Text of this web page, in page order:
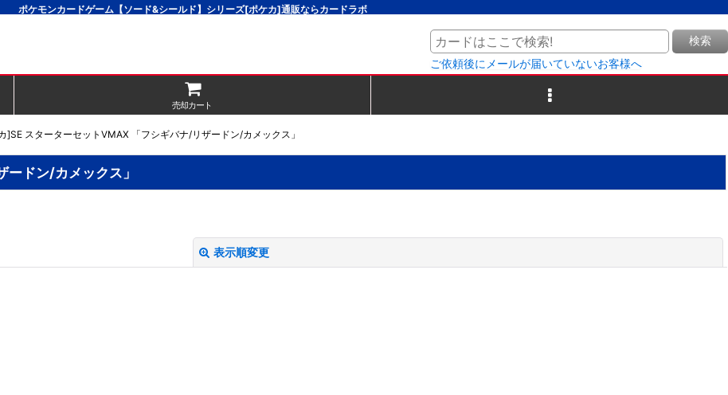
ポケモンカードゲーム【ソード&シールド】シリーズ[ポケカ]通販ならカードラボ
検索
ご依頼後にメールが届いていないお客様へ
売却カート
]SE スターターセットVMAX 「フシギバナ/リザードン/カメックス」
ドン/カメックス」
表示順変更